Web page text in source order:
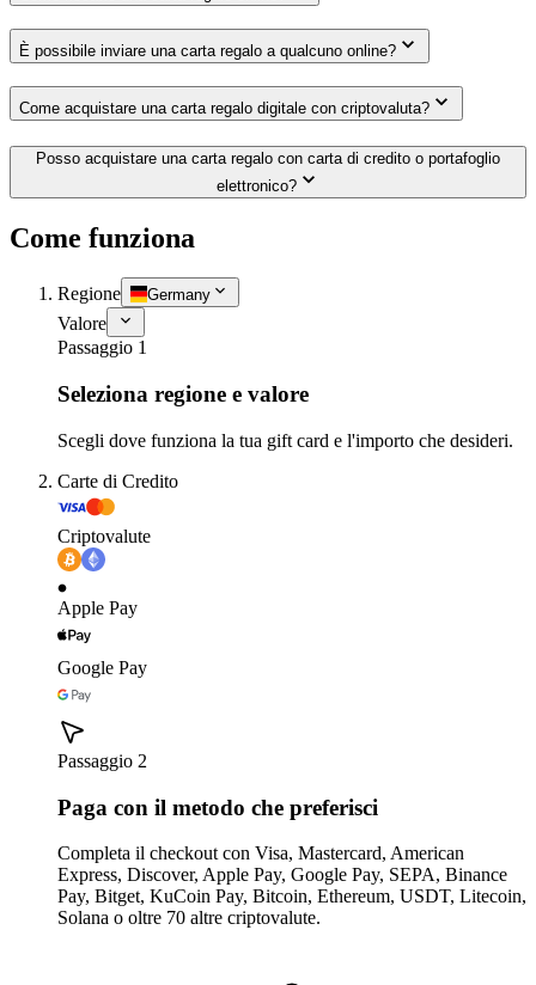
È possibile inviare una carta regalo a qualcuno online?
Come acquistare una carta regalo digitale con criptovaluta?
Posso acquistare una carta regalo con carta di credito o portafoglio
elettronico?
Come funziona
Regione Germany
Valore
Passaggio 1
Seleziona regione e valore
Scegli dove funziona la tua gift card e l'importo che desideri.
Carte di Credito
Criptovalute
Apple Pay
Google Pay
Passaggio 2
Paga con il metodo che preferisci
Completa il checkout con Visa, Mastercard, American
Express, Discover, Apple Pay, Google Pay, SEPA, Binance
Pay, Bitget, KuCoin Pay, Bitcoin, Ethereum, USDT, Litecoin,
Solana o oltre 70 altre criptovalute.